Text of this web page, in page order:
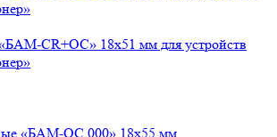
CR+ОС» 18х51 мм для устройств